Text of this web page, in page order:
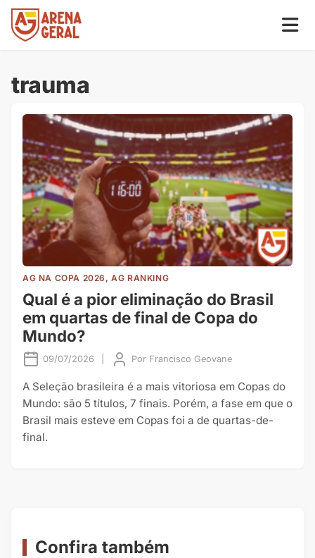
trauma
AG NA COPA 2026, AG RANKING
Qual é a pior eliminação do Brasil
em quartas de final de Copa do
Mundo?
09/07/2026 Por Francisco Geovane
A Seleção brasileira é a mais vitoriosa em Copas do
Mundo: são 5 títulos, 7 finais. Porém, a fase em que o
Brasil mais esteve em Copas foi a de quartas-de-
final.
Confira também